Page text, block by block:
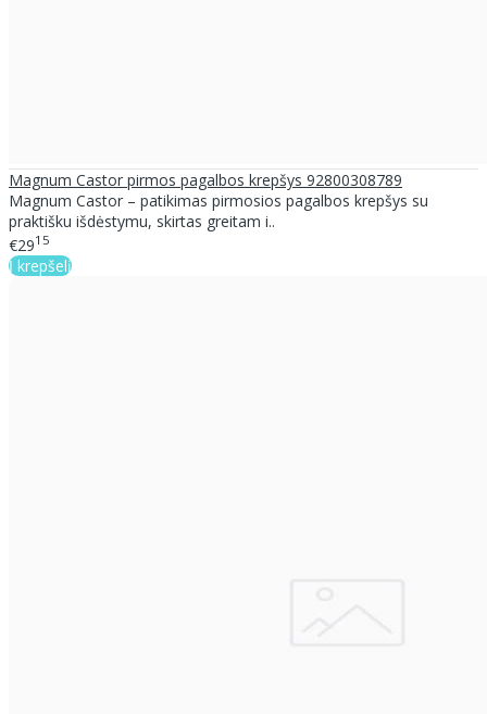
Magnum Castor pirmos pagalbos krepšys 92800308789
Magnum Castor – patikimas pirmosios pagalbos krepšys su
praktišku išdėstymu, skirtas greitam i..
€2915
Į krepšelį